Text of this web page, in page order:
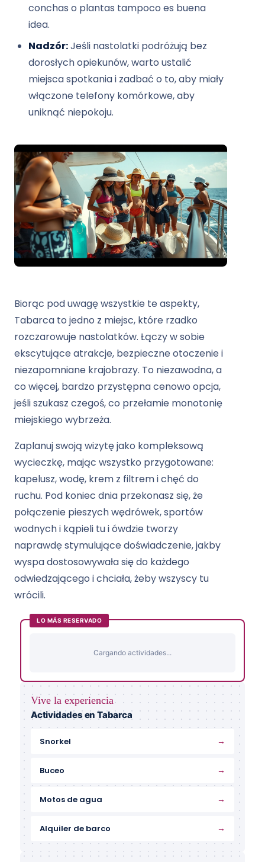
conchas o plantas tampoco es buena
idea.
Nadzór:Jeśli nastolatki podróżują bez
dorosłych opiekunów, warto ustalić
miejsca spotkania i zadbać o to, aby miały
włączone telefony komórkowe, aby
uniknąć niepokoju.
Biorąc pod uwagę wszystkie te aspekty,
Tabarca to jedno z miejsc, które rzadko
rozczarowuje nastolatków. Łączy w sobie
ekscytujące atrakcje, bezpieczne otoczenie i
niezapomniane krajobrazy. To niezawodna, a
co więcej, bardzo przystępna cenowo opcja,
jeśli szukasz czegoś, co przełamie monotonię
miejskiego wybrzeża.
Zaplanuj swoją wizytę jako kompleksową
wycieczkę, mając wszystko przygotowane:
kapelusz, wodę, krem ​​z filtrem i chęć do
ruchu. Pod koniec dnia przekonasz się, że
połączenie pieszych wędrówek, sportów
wodnych i kąpieli tu i ówdzie tworzy
naprawdę stymulujące doświadczenie, jakby
wyspa dostosowywała się do każdego
odwiedzającego i chciała, żeby wszyscy tu
wrócili.
LO MÁS RESERVADO
Cargando actividades...
Vive la experiencia
Actividades en Tabarca
Snorkel →
Buceo →
Motos de agua →
Alquiler de barco →